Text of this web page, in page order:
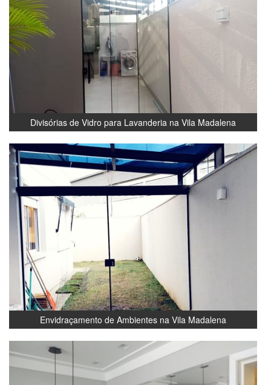
Divisórias de Vidro para Lavanderia na Vila Madalena
Envidraçamento de Ambientes na Vila Madalena